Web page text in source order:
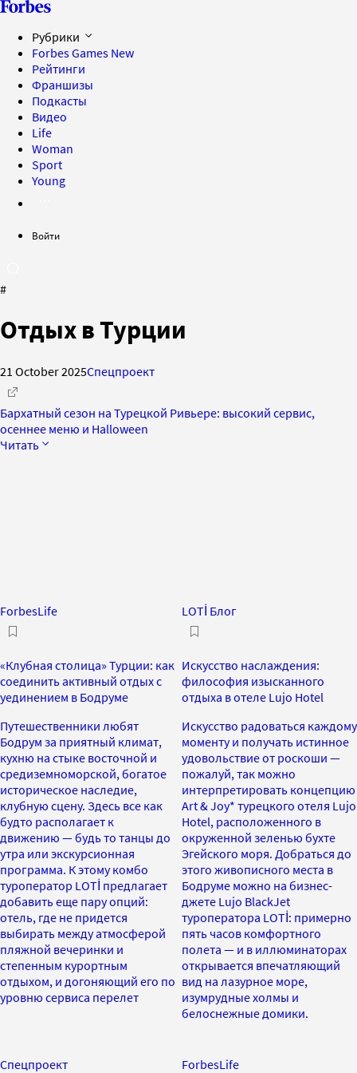
Рубрики
Forbes Games New
Рейтинги
Франшизы
Подкасты
Видео
Life
Woman
Sport
Young
Войти
#
Отдых в Турции
21 October 2025Спецпроект
Бархатный сезон на Турецкой Ривьере: высокий сервис,
осеннее меню и Halloween
Читать
ForbesLife
«Клубная столица» Турции: как
соединить активный отдых с
уединением в Бодруме
Путешественники любят
Бодрум за приятный климат,
кухню на стыке восточной и
средиземноморской, богатое
историческое наследие,
клубную сцену. Здесь все как
будто располагает к
движению — будь то танцы до
утра или экскурсионная
программа. К этому комбо
туроператор LOTİ предлагает
добавить еще пару опций:
отель, где не придется
выбирать между атмосферой
пляжной вечеринки и
степенным курортным
отдыхом, и догоняющий его по
уровню сервиса перелет
LOTİ Блог
Искусство наслаждения:
философия изысканного
отдыха в отеле Lujo Hotel
Искусство радоваться каждому
моменту и получать истинное
удовольствие от роскоши —
пожалуй, так можно
интерпретировать концепцию
Art & Joy* турецкого отеля Lujo
Hotel, расположенного в
окруженной зеленью бухте
Эгейского моря. Добраться до
этого живописного места в
Бодруме можно на бизнес-
джете Lujo BlackJet
туроператора LOTİ: примерно
пять часов комфортного
полета — и в иллюминаторах
открывается впечатляющий
вид на лазурное море,
изумрудные холмы и
белоснежные домики.
Спецпроект ForbesLife